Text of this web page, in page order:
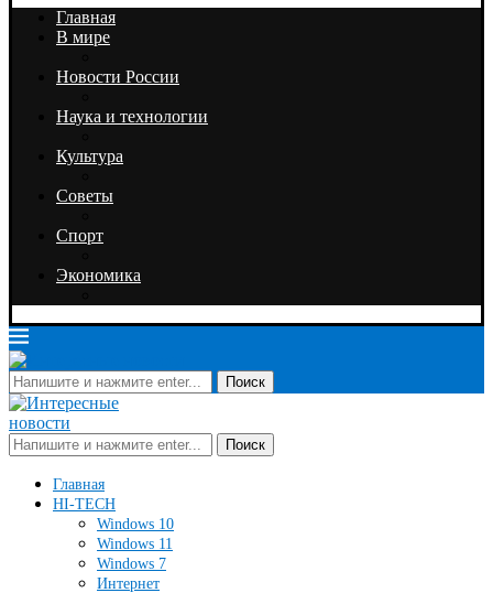
Главная
В мире
Новости России
Наука и технологии
Культура
Советы
Спорт
Экономика
Поиск
Поиск
Главная
HI-TECH
Windows 10
Windows 11
Windows 7
Интернет